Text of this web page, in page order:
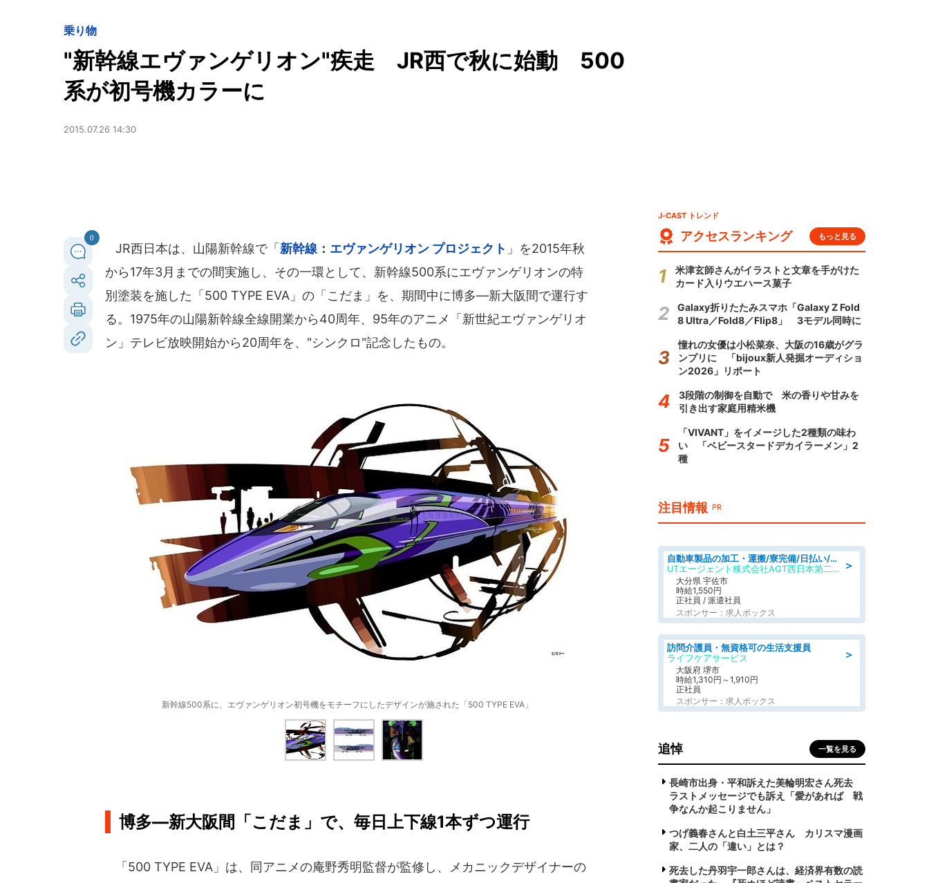
乗り物
"新幹線エヴァンゲリオン"疾走 JR西で秋に始動 500
系が初号機カラーに
2015.07.26 14:30
0
JR西日本は、山陽新幹線で「 新幹線：エヴァンゲリオン プロジェクト 」を2015年秋
から17年3月までの間実施し、その一環として、新幹線500系にエヴァンゲリオンの特
別塗装を施した「500 TYPE EVA」の「こだま」を、期間中に博多―新大阪間で運行す
る。1975年の山陽新幹線全線開業から40周年、95年のアニメ「新世紀エヴァンゲリオ
ン」テレビ放映開始から20周年を、"シンクロ"記念したもの。
新幹線500系に、エヴァンゲリオン初号機をモチーフにしたデザインが施された「500 TYPE EVA」
博多―新大阪間「こだま」で、毎日上下線1本ずつ運行
「500 TYPE EVA」は、同アニメの庵野秀明監督が監修し、メカニックデザイナーの
J-CAST トレンド
アクセスランキング もっと見る
米津玄師さんがイラストと文章を手がけた
カード入りウエハース菓子
Galaxy折りたたみスマホ「Galaxy Z Fold
8 Ultra／Fold8／Flip8」 3モデル同時に
憧れの女優は小松菜奈、大阪の16歳がグラ
ンプリに 「bijoux新人発掘オーディショ
ン2026」リポート
3段階の制御を自動で 米の香りや甘みを
引き出す家庭用精米機
「VIVANT」をイメージした2種類の味わ
い 「ベビースタードデカイラーメン」2
種
注目情報 PR
＞
自動車製品の加工・運搬/寮完備/日払い/工場・製造
UTエージェント株式会社AGT西日本第二CU
大分県 宇佐市
時給1,550円
正社員 / 派遣社員
スポンサー：求人ボックス
＞
訪問介護員・無資格可の生活支援員
ライフケアサービス
大阪府 堺市
時給1,310円～1,910円
正社員
スポンサー：求人ボックス
追悼 一覧を見る
長崎市出身・平和訴えた美輪明宏さん死去
ラストメッセージでも訴え「愛があれば 戦
争なんか起こりません」
つげ義春さんと白土三平さん カリスマ漫画
家、二人の「違い」とは？
死去した丹羽宇一郎さんは、経済界有数の読